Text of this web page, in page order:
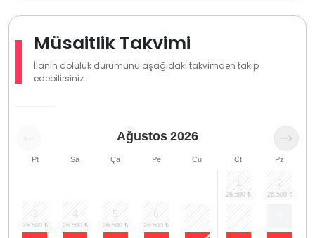
Müsaitlik Takvimi
İlanın doluluk durumunu aşağıdaki takvimden takip
edebilirsiniz.
Ağustos 2026
Pt Sa Ça Pe Cu Ct Pz
1 2
3 4 5 6